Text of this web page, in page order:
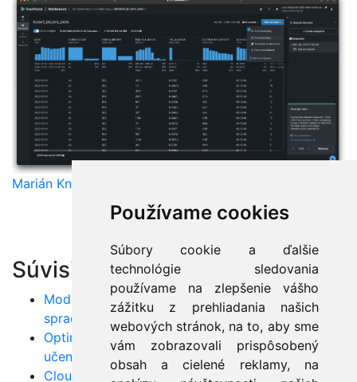
Používame cookies
Súbory cookie a ďalšie
technológie sledovania
používame na zlepšenie vášho
zážitku z prehliadania našich
webových stránok, na to, aby sme
vám zobrazovali prispôsobený
obsah a cielené reklamy, na
Marián Knězek
Súvisiace články:
Modely BERT a GPT: Nové horizonty v
spracovaní prirodzeného jazyka
Optimalizácia hyperparametrov v strojovom
učení: Techniky a nástroje
Cloudové nasadenie AI: Praktické príklady a